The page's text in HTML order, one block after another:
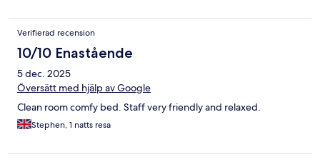
Verifierad recension
10/10 Enastående
5 dec. 2025
Översätt med hjälp av Google
Clean room comfy bed. Staff very friendly and relaxed.
Stephen, 1 natts resa